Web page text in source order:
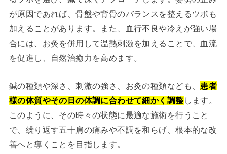
が原因であれば、骨盤や背骨のバランスを整えるツボも
加えることがあります。また、血行不良や冷えが強い場
合には、お灸を併用して温熱刺激を加えることで、血流
を促進し、自然治癒力を高めます。
鍼の種類や深さ、刺激の強さ、お灸の種類なども、 患者
様の体質やその日の体調に合わせて細かく調整 します。
このように、その時々の状態に最適な施術を行うこと
で、繰り返す五十肩の痛みや不調を和らげ、根本的な改
善へと導くことを目指します。